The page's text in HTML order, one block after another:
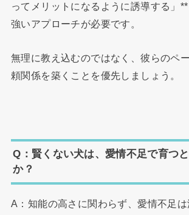
ってメリットになるように誘導する」
強いアプローチが必要です。
無理に教え込むのではなく、彼らのペ
頼関係を築くことを優先しましょう。
Q：賢くない犬は、愛情不足で育つ
か？
A：知能の高さに関わらず、愛情不足